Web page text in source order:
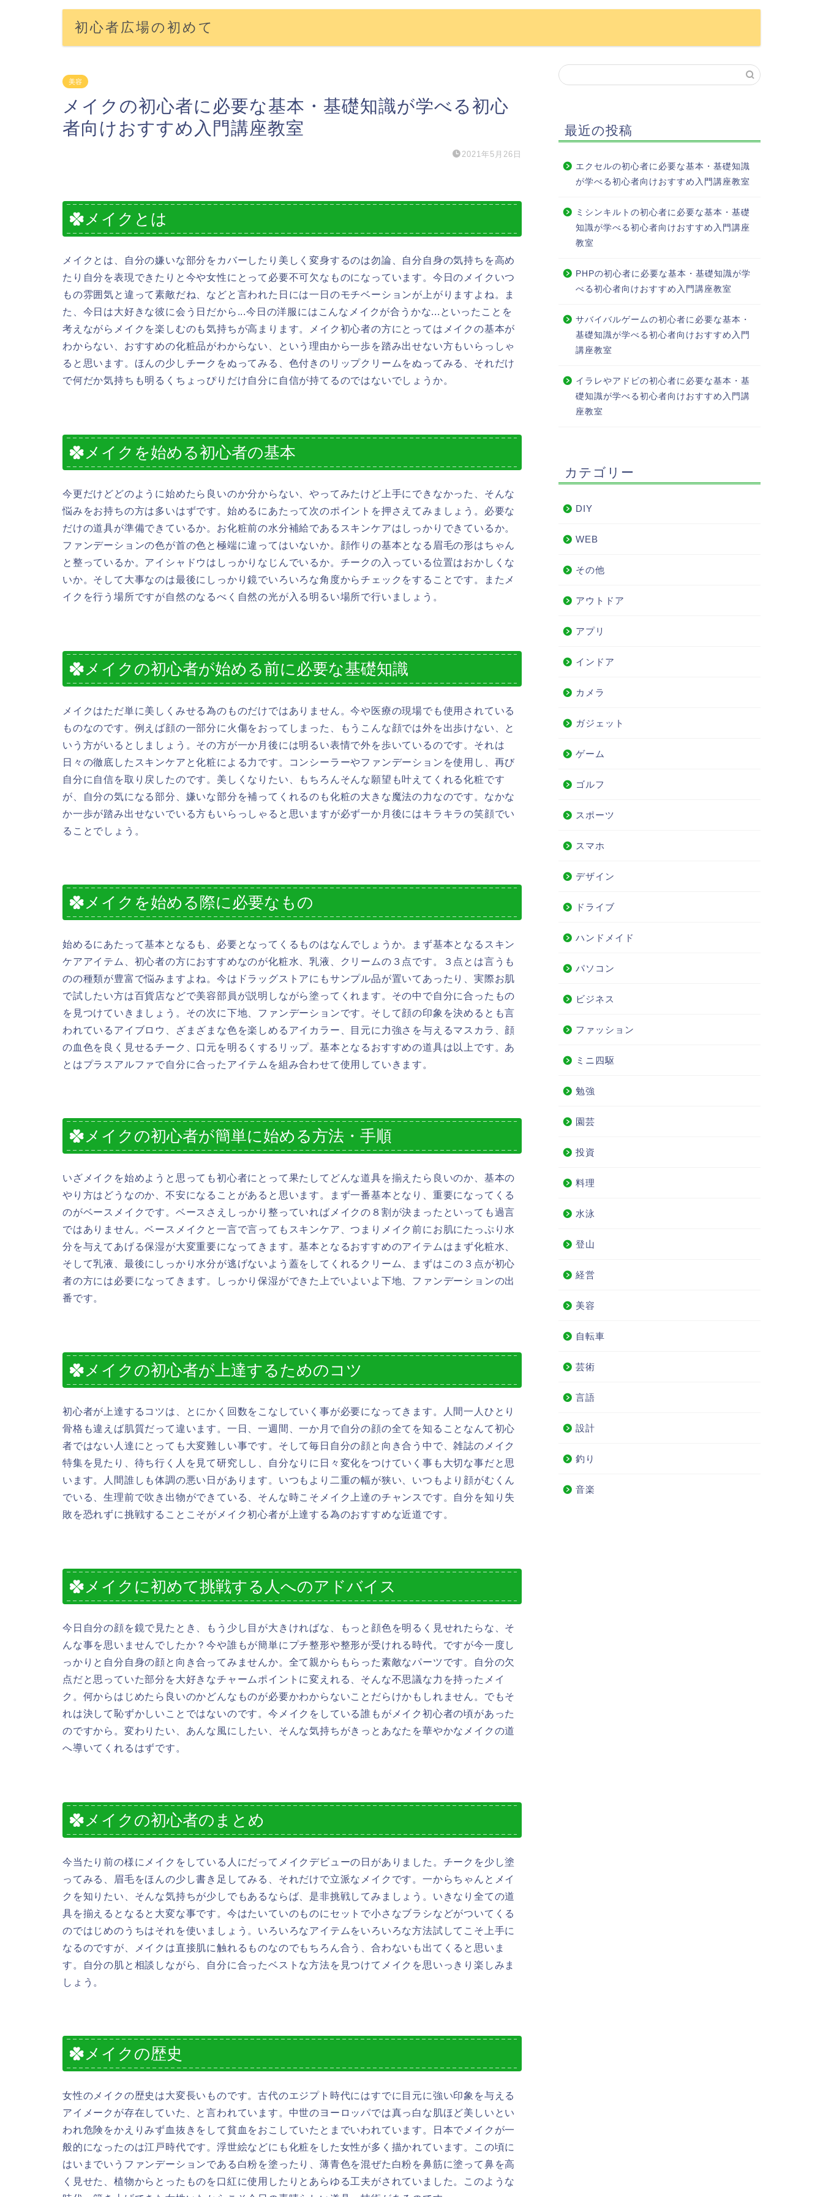
初心者広場の初めて
美容
メイクの初心者に必要な基本・基礎知識が学べる初心
者向けおすすめ入門講座教室
2021年5月26日
メイクとは
メイクとは、自分の嫌いな部分をカバーしたり美しく変身するのは勿論、自分自身の気持ちを高め
たり自分を表現できたりと今や女性にとって必要不可欠なものになっています。今日のメイクいつ
もの雰囲気と違って素敵だね、などと言われた日には一日のモチベーションが上がりますよね。ま
た、今日は大好きな彼に会う日だから...今日の洋服にはこんなメイクが合うかな...といったことを
考えながらメイクを楽しむのも気持ちが高まります。メイク初心者の方にとってはメイクの基本が
わからない、おすすめの化粧品がわからない、という理由から一歩を踏み出せない方もいらっしゃ
ると思います。ほんの少しチークをぬってみる、色付きのリップクリームをぬってみる、それだけ
で何だか気持ちも明るくちょっぴりだけ自分に自信が持てるのではないでしょうか。
メイクを始める初心者の基本
今更だけどどのように始めたら良いのか分からない、やってみたけど上手にできなかった、そんな
悩みをお持ちの方は多いはずです。始めるにあたって次のポイントを押さえてみましょう。必要な
だけの道具が準備できているか。お化粧前の水分補給であるスキンケアはしっかりできているか。
ファンデーションの色が首の色と極端に違ってはいないか。顔作りの基本となる眉毛の形はちゃん
と整っているか。アイシャドウはしっかりなじんでいるか。チークの入っている位置はおかしくな
いか。そして大事なのは最後にしっかり鏡でいろいろな角度からチェックをすることです。またメ
イクを行う場所ですが自然のなるべく自然の光が入る明るい場所で行いましょう。
メイクの初心者が始める前に必要な基礎知識
メイクはただ単に美しくみせる為のものだけではありません。今や医療の現場でも使用されている
ものなのです。例えば顔の一部分に火傷をおってしまった、もうこんな顔では外を出歩けない、と
いう方がいるとしましょう。その方が一か月後には明るい表情で外を歩いているのです。それは
日々の徹底したスキンケアと化粧による力です。コンシーラーやファンデーションを使用し、再び
自分に自信を取り戻したのです。美しくなりたい、もちろんそんな願望も叶えてくれる化粧です
が、自分の気になる部分、嫌いな部分を補ってくれるのも化粧の大きな魔法の力なのです。なかな
か一歩が踏み出せないでいる方もいらっしゃると思いますが必ず一か月後にはキラキラの笑顔でい
ることでしょう。
メイクを始める際に必要なもの
始めるにあたって基本となるも、必要となってくるものはなんでしょうか。まず基本となるスキン
ケアアイテム、初心者の方におすすめなのが化粧水、乳液、クリームの３点です。３点とは言うも
のの種類が豊富で悩みますよね。今はドラッグストアにもサンプル品が置いてあったり、実際お肌
で試したい方は百貨店などで美容部員が説明しながら塗ってくれます。その中で自分に合ったもの
を見つけていきましょう。その次に下地、ファンデーションです。そして顔の印象を決めるとも言
われているアイブロウ、ざまざまな色を楽しめるアイカラー、目元に力強さを与えるマスカラ、顔
の血色を良く見せるチーク、口元を明るくするリップ。基本となるおすすめの道具は以上です。あ
とはプラスアルファで自分に合ったアイテムを組み合わせて使用していきます。
メイクの初心者が簡単に始める方法・手順
いざメイクを始めようと思っても初心者にとって果たしてどんな道具を揃えたら良いのか、基本の
やり方はどうなのか、不安になることがあると思います。まず一番基本となり、重要になってくる
のがベースメイクです。ベースさえしっかり整っていればメイクの８割が決まったといっても過言
ではありません。ベースメイクと一言で言ってもスキンケア、つまりメイク前にお肌にたっぷり水
分を与えてあげる保湿が大変重要になってきます。基本となるおすすめのアイテムはまず化粧水、
そして乳液、最後にしっかり水分が逃げないよう蓋をしてくれるクリーム、まずはこの３点が初心
者の方には必要になってきます。しっかり保湿ができた上でいよいよ下地、ファンデーションの出
番です。
メイクの初心者が上達するためのコツ
初心者が上達するコツは、とにかく回数をこなしていく事が必要になってきます。人間一人ひとり
骨格も違えば肌質だって違います。一日、一週間、一か月で自分の顔の全てを知ることなんて初心
者ではない人達にとっても大変難しい事です。そして毎日自分の顔と向き合う中で、雑誌のメイク
特集を見たり、待ち行く人を見て研究しし、自分なりに日々変化をつけていく事も大切な事だと思
います。人間誰しも体調の悪い日があります。いつもより二重の幅が狭い、いつもより顔がむくん
でいる、生理前で吹き出物ができている、そんな時こそメイク上達のチャンスです。自分を知り失
敗を恐れずに挑戦することこそがメイク初心者が上達する為のおすすめな近道です。
メイクに初めて挑戦する人へのアドバイス
今日自分の顔を鏡で見たとき、もう少し目が大きければな、もっと顔色を明るく見せれたらな、そ
んな事を思いませんでしたか？今や誰もが簡単にプチ整形や整形が受けれる時代。ですが今一度し
っかりと自分自身の顔と向き合ってみませんか。全て親からもらった素敵なパーツです。自分の欠
点だと思っていた部分を大好きなチャームポイントに変えれる、そんな不思議な力を持ったメイ
ク。何からはじめたら良いのかどんなものが必要かわからないことだらけかもしれません。でもそ
れは決して恥ずかしいことではないのです。今メイクをしている誰もがメイク初心者の頃があった
のですから。変わりたい、あんな風にしたい、そんな気持ちがきっとあなたを華やかなメイクの道
へ導いてくれるはずです。
メイクの初心者のまとめ
今当たり前の様にメイクをしている人にだってメイクデビューの日がありました。チークを少し塗
ってみる、眉毛をほんの少し書き足してみる、それだけで立派なメイクです。一からちゃんとメイ
クを知りたい、そんな気持ちが少しでもあるならば、是非挑戦してみましょう。いきなり全ての道
具を揃えるとなると大変な事です。今はたいていのものにセットで小さなブラシなどがついてくる
のではじめのうちはそれを使いましょう。いろいろなアイテムをいろいろな方法試してこそ上手に
なるのですが、メイクは直接肌に触れるものなのでもちろん合う、合わないも出てくると思いま
す。自分の肌と相談しながら、自分に合ったベストな方法を見つけてメイクを思いっきり楽しみま
しょう。
メイクの歴史
女性のメイクの歴史は大変長いものです。古代のエジプト時代にはすでに目元に強い印象を与える
アイメークが存在していた、と言われています。中世のヨーロッパでは真っ白な肌ほど美しいとい
われ危険をかえりみず血抜きをして貧血をおこしていたとまでいわれています。日本でメイクが一
般的になったのは江戸時代です。浮世絵などにも化粧をした女性が多く描かれています。この頃に
はいまでいうファンデーションである白粉を塗ったり、薄青色を混ぜた白粉を鼻筋に塗って鼻を高
く見せた、植物からとったものを口紅に使用したりとあらゆる工夫がされていました。このような
最近の投稿
エクセルの初心者に必要な基本・基礎知識
が学べる初心者向けおすすめ入門講座教室
ミシンキルトの初心者に必要な基本・基礎
知識が学べる初心者向けおすすめ入門講座
教室
PHPの初心者に必要な基本・基礎知識が学
べる初心者向けおすすめ入門講座教室
サバイバルゲームの初心者に必要な基本・
基礎知識が学べる初心者向けおすすめ入門
講座教室
イラレやアドビの初心者に必要な基本・基
礎知識が学べる初心者向けおすすめ入門講
座教室
カテゴリー
DIY
WEB
その他
アウトドア
アプリ
インドア
カメラ
ガジェット
ゲーム
ゴルフ
スポーツ
スマホ
デザイン
ドライブ
ハンドメイド
パソコン
ビジネス
ファッション
ミニ四駆
勉強
園芸
投資
料理
水泳
登山
経営
美容
自転車
芸術
言語
設計
釣り
音楽